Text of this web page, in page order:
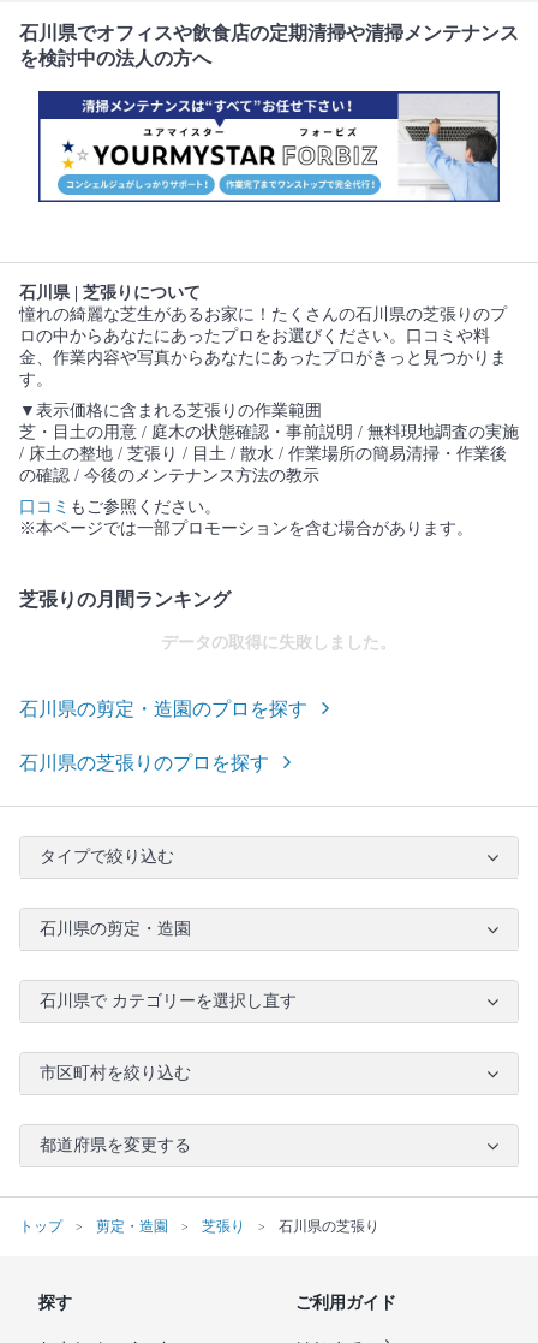
石川県でオフィスや飲食店の定期清掃や清掃メンテナンス
を検討中の法人の方へ
石川県 | 芝張りについて
憧れの綺麗な芝生があるお家に！たくさんの石川県の芝張りのプ
ロの中からあなたにあったプロをお選びください。口コミや料
金、作業内容や写真からあなたにあったプロがきっと見つかりま
す。
▼表示価格に含まれる芝張りの作業範囲
芝・目土の用意 / 庭木の状態確認・事前説明 / 無料現地調査の実施
/ 床土の整地 / 芝張り / 目土 / 散水 / 作業場所の簡易清掃・作業後
の確認 / 今後のメンテナンス方法の教示
口コミ もご参照ください。
※本ページでは一部プロモーションを含む場合があります。
芝張りの月間ランキング
データの取得に失敗しました。
石川県の剪定・造園のプロを探す
石川県の芝張りのプロを探す
タイプで絞り込む
石川県の剪定・造園
石川県で カテゴリーを選択し直す
市区町村を絞り込む
都道府県を変更する
トップ 剪定・造園 芝張り 石川県の芝張り
探す ご利用ガイド